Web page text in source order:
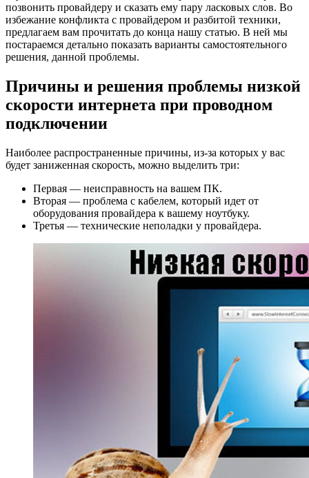
позвонить провайдеру и сказать ему пару ласковых слов. Во
избежание конфликта с провайдером и разбитой техники,
предлагаем вам прочитать до конца нашу статью. В ней мы
постараемся детально показать варианты самостоятельного
решения, данной проблемы.
Причины и решения проблемы низкой
скорости интернета при проводном
подключении
Наиболее распространенные причины, из-за которых у вас
будет заниженная скорость, можно выделить три:
Первая — неисправность на вашем ПК.
Вторая — проблема с кабелем, который идет от
оборудования провайдера к вашему ноутбуку.
Третья — технические неполадки у провайдера.